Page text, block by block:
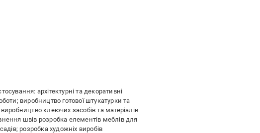
архітектурні та декоративні
виробництво готової штукатурки та
виробництво клеючих засобів та матеріалів
швів розробка елементів меблів для
розробка художніх виробів